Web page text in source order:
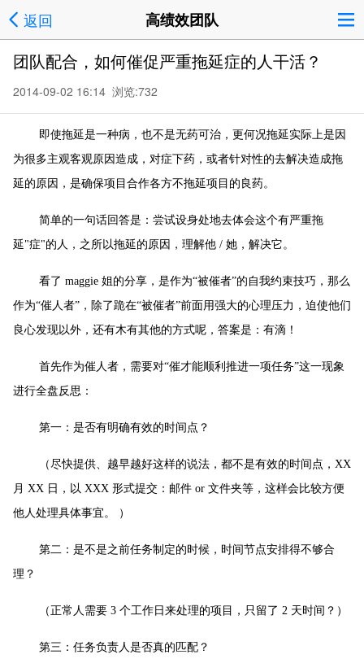
返回 高绩效团队
团队配合，如何催促严重拖延症的人干活？
2014-09-02 16:14 浏览:732
即使拖延是一种病，也不是无药可治，更何况拖延实际上是因
为很多主观客观原因造成，对症下药，或者针对性的去解决造成拖
延的原因，是确保项目合作各方不拖延项目的良药。
简单的一句话回答是：尝试设身处地去体会这个有严重拖
延"症"的人，之所以拖延的原因，理解他 / 她，解决它。
看了 maggie 姐的分享，是作为“被催者”的自我约束技巧，那么
作为“催人者”，除了跪在“被催者”前面用强大的心理压力，迫使他们
良心发现以外，还有木有其他的方式呢，答案是：有滴！
首先作为催人者，需要对“催才能顺利推进一项任务”这一现象
进行全盘反思：
第一：是否有明确有效的时间点？
（尽快提供、越早越好这样的说法，都不是有效的时间点，XX
月 XX 日，以 XXX 形式提交：邮件 or 文件夹等，这样会比较方便
他人处理具体事宜。 ）
第二：是不是之前任务制定的时候，时间节点安排得不够合
理？
（正常人需要 3 个工作日来处理的项目，只留了 2 天时间？）
第三：任务负责人是否真的匹配？